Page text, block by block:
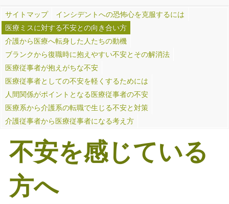
サイトマップ
インシデントへの恐怖心を克服するには
医療ミスに対する不安との向き合い方
介護から医療へ転身した人たちの動機
ブランクから復職時に抱えやすい不安とその解消法
医療従事者が抱えがちな不安
医療従事者としての不安を軽くするためには
人間関係がポイントとなる医療従事者の不安
医療系から介護系の転職で生じる不安と対策
介護従事者から医療従事者になる考え方
不安を感じている
方へ